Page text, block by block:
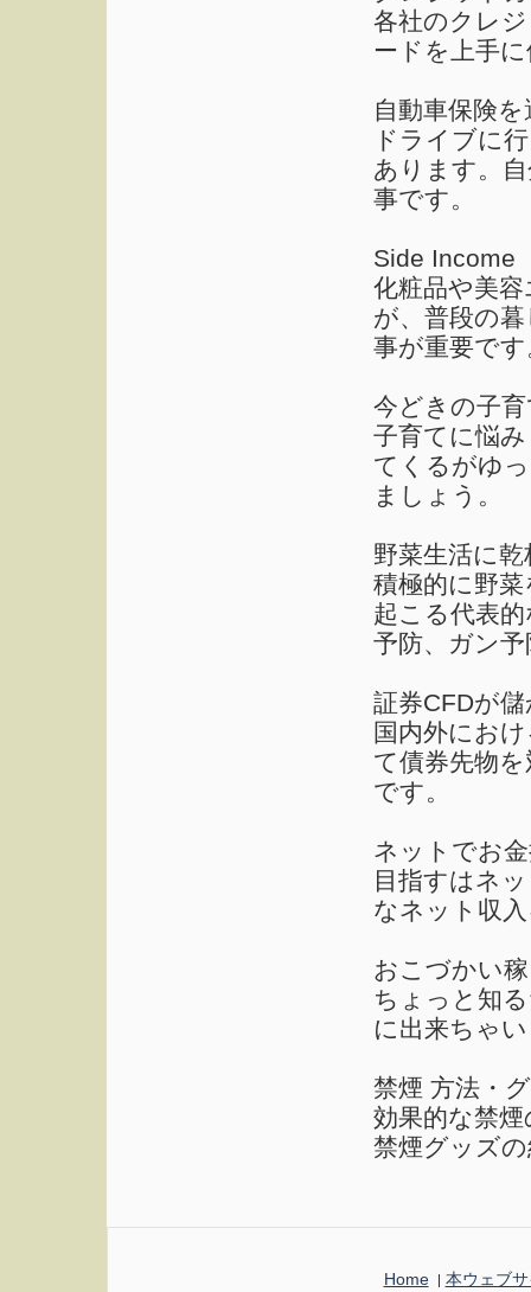
各社のクレ
ードを上手
自動車保険
ドライブに
あります。
事です。
Side Income
化粧品や美
が、普段の
事が重要です
今どきの子
子育てに悩
てくるがゆ
ましょう。
野菜生活に乾
積極的に野
起こる代表
予防、ガン
証券CFDが
国内外にお
て債券先物
です。
ネットでお
目指すはネ
なネット収
おこづかい
ちょっと知
に出来ちゃ
禁煙 方法・
効果的な禁
禁煙グッズ
Home 本ウェブ